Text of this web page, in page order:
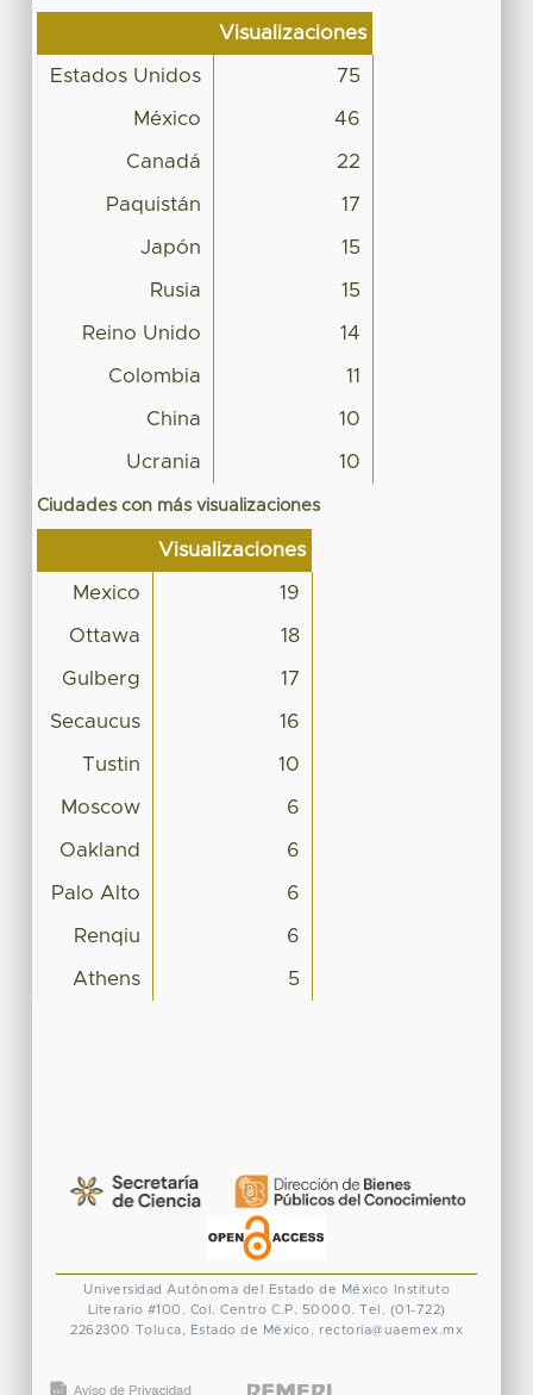
Visualizaciones
Estados Unidos 75
México 46
Canadá 22
Paquistán 17
Japón 15
Rusia 15
Reino Unido 14
Colombia 11
China 10
Ucrania 10
Ciudades con más visualizaciones
Visualizaciones
Mexico 19
Ottawa 18
Gulberg 17
Secaucus 16
Tustin 10
Moscow 6
Oakland 6
Palo Alto 6
Renqiu 6
Athens 5
Universidad Autónoma del Estado de México
Instituto
Literario #100. Col. Centro C.P. 50000. Tel. (01-722)
2262300 Toluca, Estado de México. rectoria@uaemex.mx